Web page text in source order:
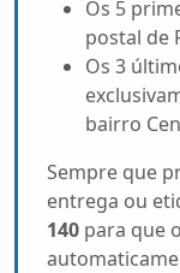
Os 5
postal de
Os 3
bairro
Sempre que
entrega ou
140 para que